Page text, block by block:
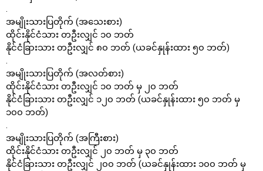
.
အမျိုးသားပြတိုက် (အသေးစား)
ထိုင်းနိုင်ငံသား တဦးလျှင် ၁၀ ဘတ်
နိုင်ငံခြားသား တဦးလျှင် ၈၀ ဘတ် (ယခင်နှုန်းထား ၅၀ ဘတ်)
.
အမျိုးသားပြတိုက် (အလတ်စား)
ထိုင်းနိုင်ငံသား တဦးလျှင် ၁၀ ဘတ် မှ ၂၀ ဘတ်
နိုင်ငံခြားသား တဦးလျှင် ၁၂၀ ဘတ် (ယခင်နှုန်းထား ၅၀ ဘတ် မှ
၁၀၀ ဘတ်)
.
အမျိုးသားပြတိုက် (အကြီးစား)
ထိုင်းနိုင်ငံသား တဦးလျှင် ၂၀ ဘတ် မှ ၃၀ ဘတ်
နိုင်ငံခြားသား တဦးလျှင် ၂၀၀ ဘတ် (ယခင်နှုန်းထား ၁၀၀ ဘတ် မှ